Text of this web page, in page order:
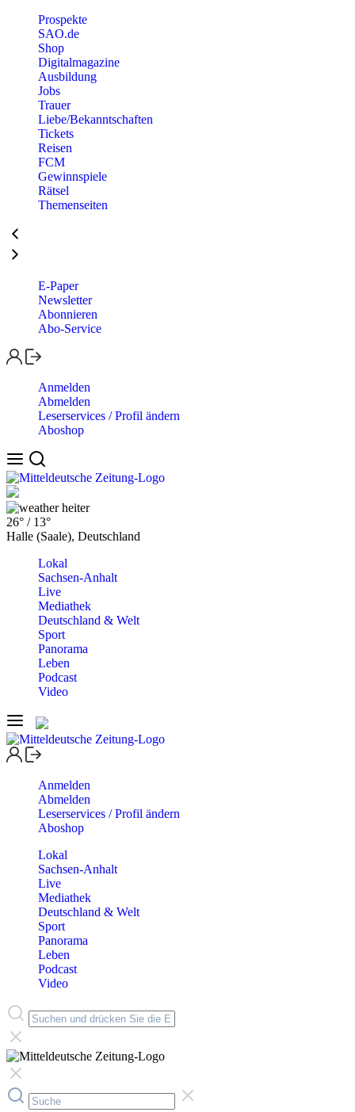
Prospekte
SAO.de
Shop
Digitalmagazine
Ausbildung
Jobs
Trauer
Liebe/Bekanntschaften
Tickets
Reisen
FCM
Gewinnspiele
Rätsel
Themenseiten
E-Paper
Newsletter
Abonnieren
Abo-Service
Anmelden
Abmelden
Leserservices / Profil ändern
Aboshop
heiter
26° / 13°
Halle (Saale), Deutschland
Lokal
Sachsen-Anhalt
Live
Mediathek
Deutschland & Welt
Sport
Panorama
Leben
Podcast
Video
Anmelden
Abmelden
Leserservices / Profil ändern
Aboshop
Lokal
Sachsen-Anhalt
Live
Mediathek
Deutschland & Welt
Sport
Panorama
Leben
Podcast
Video